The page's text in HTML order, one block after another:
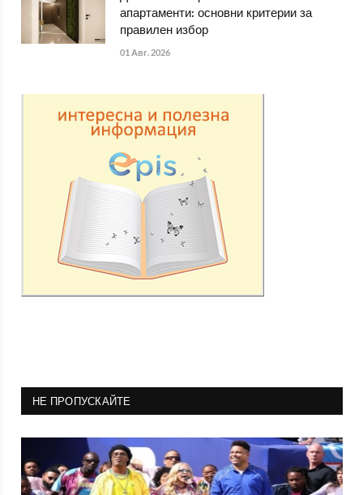
апартаменти: основни критерии за
правилен избор
01 Авг. 2026
НЕ ПРОПУСКАЙТЕ